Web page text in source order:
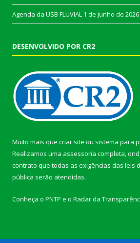
Agenda da USB FLUVIAL 1 de junho de 2026
DESENVOLVIDO POR CR2
Muito mais que criar site ou sistema para
Realizamos uma assessoria completa,
contrato que todas as exigências das leis
pública serão atendidas.
Conheça o PNTP e o Radar da